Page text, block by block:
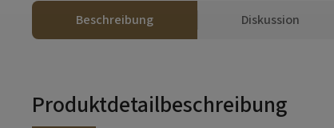
Beschreibung Diskussion
Produktdetailbeschreibung